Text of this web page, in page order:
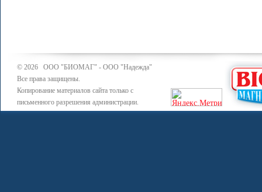
© 2026 ООО "БИОМАГ" - ООО "Надежда"
Все права защищены.
Копирование материалов сайта только с
письменного разрешения администрации.